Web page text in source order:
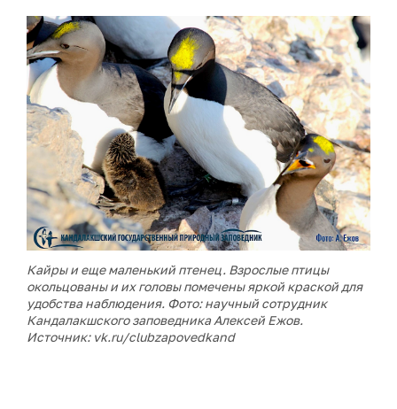
Кайры и еще маленький птенец. Взрослые птицы
окольцованы и их головы помечены яркой краской для
удобства наблюдения. Фото: научный сотрудник
Кандалакшского заповедника Алексей Ежов.
Источник: vk.ru/clubzapovedkand